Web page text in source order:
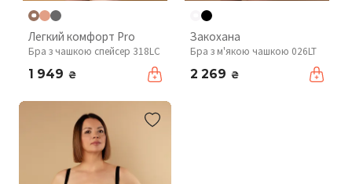
Легкий комфорт Pro
Бра з чашкою спейсер 318LC
1 949 ₴
Закохана
Бра з м'якою чашкою 026LT
2 269 ₴